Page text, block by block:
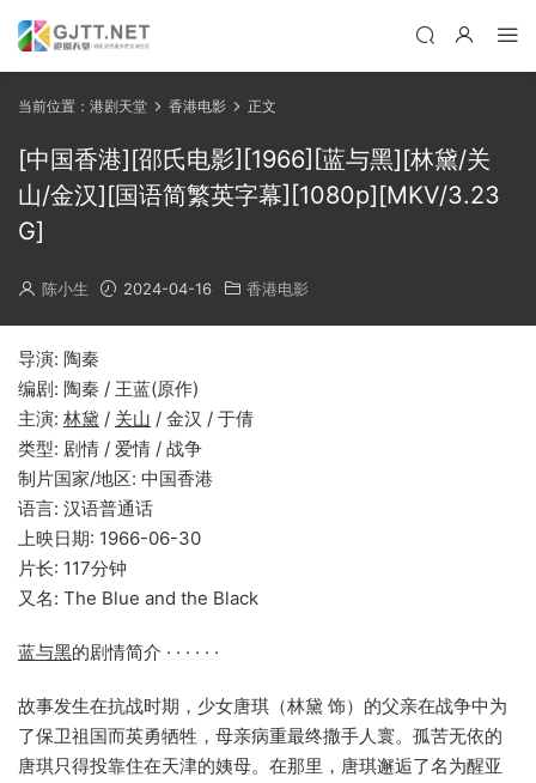
当前位置： 港剧天堂 香港电影 正文
[中国香港][邵氏电影][1966][蓝与黑][林黛/关
山/金汉][国语简繁英字幕][1080p][MKV/3.23
G]
陈小生 2024-04-16 香港电影
导演: 陶秦
编剧: 陶秦 / 王蓝(原作)
主演: 林黛 / 关山 / 金汉 / 于倩
类型: 剧情 / 爱情 / 战争
制片国家/地区: 中国香港
语言: 汉语普通话
上映日期: 1966-06-30
片长: 117分钟
又名: The Blue and the Black
蓝与黑的剧情简介 · · · · · ·
故事发生在抗战时期，少女唐琪（林黛 饰）的父亲在战争中为
了保卫祖国而英勇牺牲，母亲病重最终撒手人寰。孤苦无依的
唐琪只得投靠住在天津的姨母。在那里，唐琪邂逅了名为醒亚